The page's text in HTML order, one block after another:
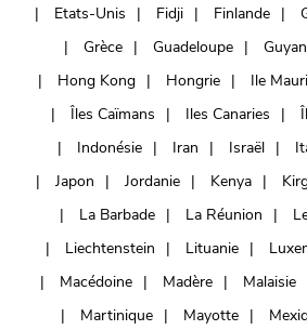
Etats-Unis
Fidji Finlande
Grèce
Guadeloupe
Hong Kong
Hongrie Ile
Îles Caïmans
Iles Canaries
Indonésie
Iran Israël
Japon
Jordanie Kenya
La Barbade
La Réunion
Liechtenstein
Lituanie
Macédoine
Madère Malaisie
Martinique
Mayotte